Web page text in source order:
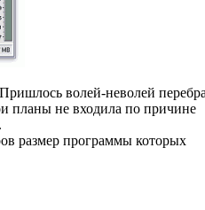
волей-неволей
планы не входила по причине
размер программы которых